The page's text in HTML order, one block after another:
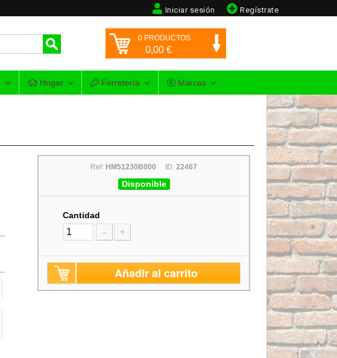
Regístrate
Iniciar sesión
0 PRODUCTOS
0,00 €
Hogar Ferretería Marcas
Ref: HM51230B000 ID:22467
Disponible
Cantidad
- +
Añadir al carrito